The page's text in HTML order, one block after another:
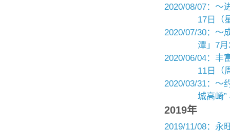
2020/08/07：～
17日（
2020/07/30：～
潭」7
2020/06/04：丰
11日（
2020/03/31：〜
城高崎
2019年
2019/11/08：永